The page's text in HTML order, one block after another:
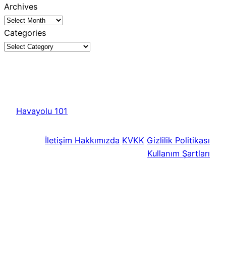
Archives
Categories
Havayolu 101
İletişim Hakkımızda KVKK Gizlilik Politikası
Kullanım Şartları